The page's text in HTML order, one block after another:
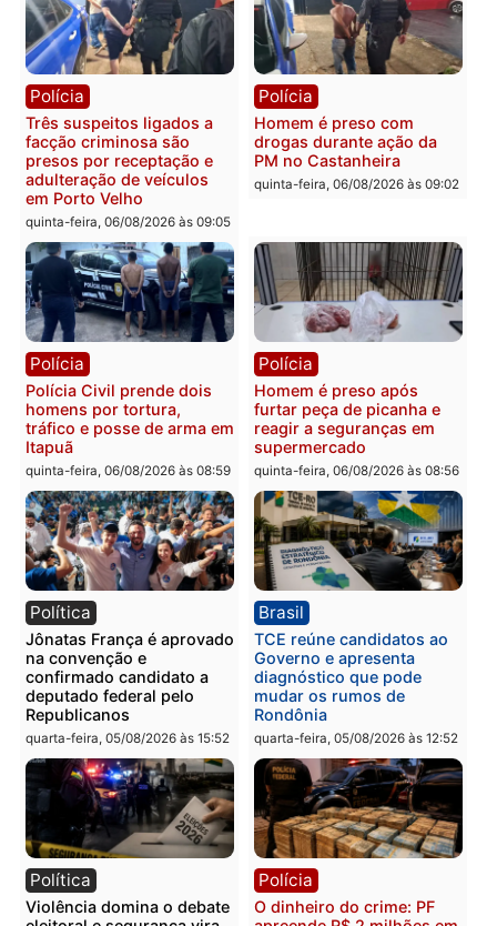
quinta-feira, 06/08/2026 às 18:20
Polícia
Jovem é encontrado morto
na Rua dos Cravos e caso
é investigado pela polícia
em RO
quinta-feira, 06/08/2026 às 09:26
Polícia
vizinho no bairro
Guimarães
quinta-feira, 06/08/2026 às
Polícia
Três suspeitos ligados a
facção criminosa são
presos por receptação e
adulteração de veículos
em Porto Velho
quinta-feira, 06/08/2026 às 09:05
Polícia
Homem é preso com
drogas durante ação da
PM no Castanheira
quinta-feira, 06/08/2026 às
Polícia
Polícia Civil prende dois
homens por tortura,
tráfico e posse de arma em
Itapuã
quinta-feira, 06/08/2026 às 08:59
Polícia
Homem é preso após
furtar peça de picanha e
reagir a seguranças em
supermercado
quinta-feira, 06/08/2026 às